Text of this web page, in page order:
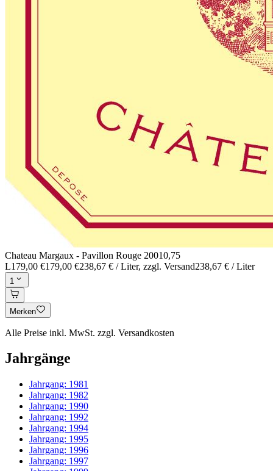
Chateau Margaux - Pavillon Rouge 20010,75
L179,00 €179,00 €238,67 € / Liter, zzgl. Versand238,67 € / Liter
1
Merken
Alle Preise inkl. MwSt. zzgl. Versandkosten
Jahrgänge
Jahrgang: 1981
Jahrgang: 1982
Jahrgang: 1990
Jahrgang: 1992
Jahrgang: 1994
Jahrgang: 1995
Jahrgang: 1996
Jahrgang: 1997